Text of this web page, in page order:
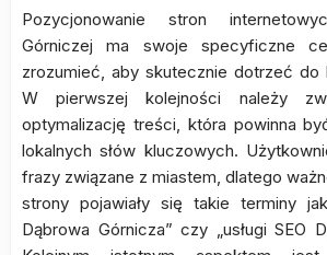
Pozycjonowanie stron
Górniczej ma swoje specyficzne
zrozumieć, aby skutecznie dotrzeć do
W pierwszej kolejności należy
optymalizację treści, która powinna
lokalnych słów kluczowych.
frazy związane z miastem, dlatego
strony pojawiały się takie terminy
Dąbrowa Górnicza” czy „usługi SEO